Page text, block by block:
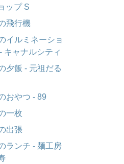
ップ S
飛行機
イルミネーショ
キャナルシティ
夕飯 - 元祖だる
おやつ - 89
一枚
出張
ランチ - 麺工房